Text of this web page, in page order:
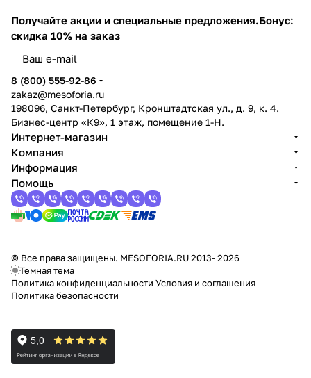
Получайте акции и специальные предложения.Бонус:
скидка 10% на заказ
8 (800) 555-92-86
zakaz@mesoforia.ru
198096, Санкт-Петербург, Кронштадтская ул., д. 9, к. 4.
Бизнес-центр «К9», 1 этаж, помещение 1-Н.
Интернет-магазин
Компания
Информация
Помощь
© Все права защищены. MESOFORIA.RU 2013- 2026
Темная тема
Политика конфиденциальности Условия и соглашения
Политика безопасности